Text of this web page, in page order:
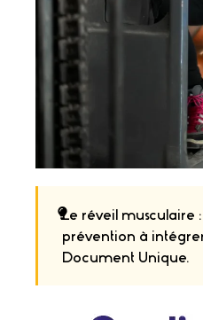
Le réveil musculaire
prévention à
Document Unique.